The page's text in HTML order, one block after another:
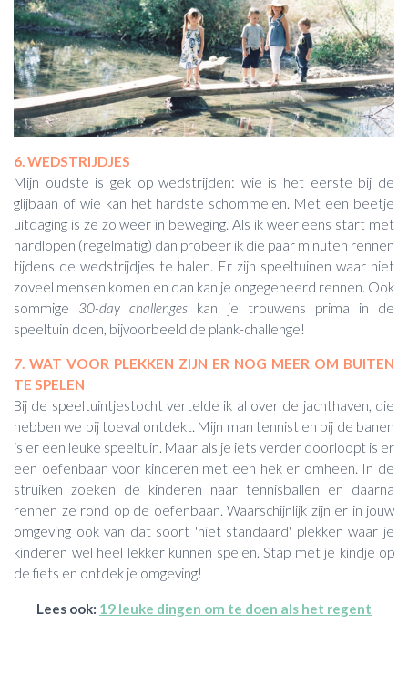
6. WEDSTRIJDJES
Mijn oudste is gek op wedstrijden: wie is het eerste bij de
glijbaan of wie kan het hardste schommelen. Met een beetje
uitdaging is ze zo weer in beweging. Als ik weer eens start met
hardlopen (regelmatig) dan probeer ik die paar minuten rennen
tijdens de wedstrijdjes te halen. Er zijn speeltuinen waar niet
zoveel mensen komen en dan kan je ongegeneerd rennen. Ook
sommige 30-day challenges kan je trouwens prima in de
speeltuin doen, bijvoorbeeld de plank-challenge!
7. WAT VOOR PLEKKEN ZIJN ER NOG MEER OM BUITEN
TE SPELEN
Bij de speeltuintjestocht vertelde ik al over de jachthaven, die
hebben we bij toeval ontdekt. Mijn man tennist en bij de banen
is er een leuke speeltuin. Maar als je iets verder doorloopt is er
een oefenbaan voor kinderen met een hek er omheen. In de
struiken zoeken de kinderen naar tennisballen en daarna
rennen ze rond op de oefenbaan. Waarschijnlijk zijn er in jouw
omgeving ook van dat soort 'niet standaard' plekken waar je
kinderen wel heel lekker kunnen spelen. Stap met je kindje op
de fiets en ontdek je omgeving!
Lees ook: 19 leuke dingen om te doen als het regent